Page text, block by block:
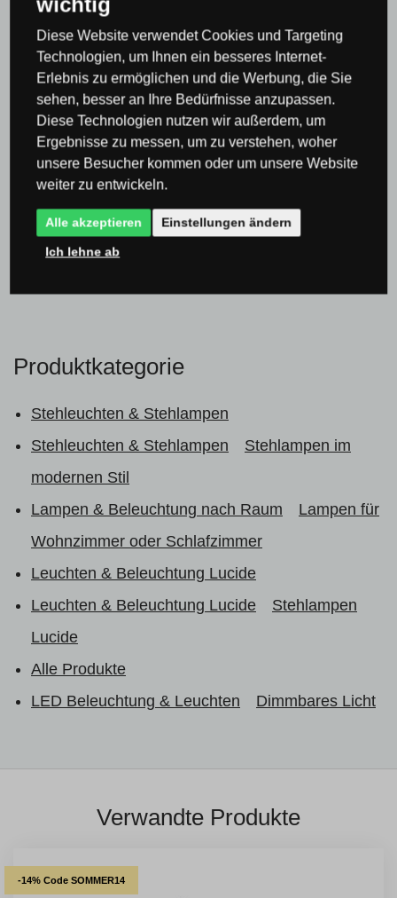
Bisher hat noch niemand das Produkt bewertet
0×
Produktkategorie
Stehleuchten & Stehlampen
Stehleuchten & Stehlampen
Stehlampen im
modernen Stil
Lampen & Beleuchtung nach Raum
Lampen für
Wohnzimmer oder Schlafzimmer
Leuchten & Beleuchtung Lucide
Leuchten & Beleuchtung Lucide
Stehlampen
Lucide
Alle Produkte
LED Beleuchtung & Leuchten
Dimmbares Licht
Verwandte Produkte
-14% Code SOMMER14
Diese Website verwendet Cookies und Targeting
Technologien, um Ihnen ein besseres Internet-
Erlebnis zu ermöglichen und die Werbung, die Sie
sehen, besser an Ihre Bedürfnisse anzupassen.
Diese Technologien nutzen wir außerdem, um
Ergebnisse zu messen, um zu verstehen, woher
unsere Besucher kommen oder um unsere Website
weiter zu entwickeln.
Alle akzeptieren Einstellungen ändern
Ich lehne ab